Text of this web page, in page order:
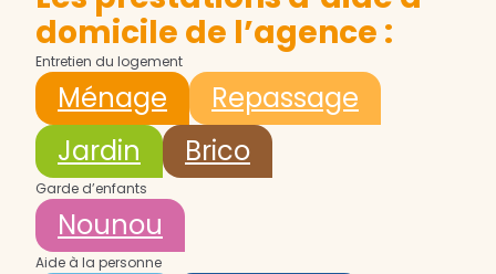
domicile de l’agence :
Entretien du logement
Ménage
Repassage
Jardin
Brico
Garde d’enfants
Nounou
Aide à la personne